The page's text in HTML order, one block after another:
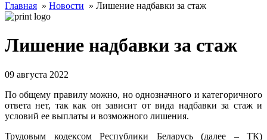
Главная » Новости » Лишение надбавки за стаж
Лишение надбавки за стаж
09 августа 2022
По общему правилу можно, но однозначного и категоричного
ответа нет, так как он зависит от вида надбавки за стаж и
условий ее выплаты и возможного лишения.
Трудовым кодексом Республики Беларусь (далее – ТК)